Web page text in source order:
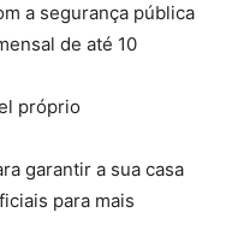
a segurança pública
de até 10
próprio
garantir a sua casa
para mais